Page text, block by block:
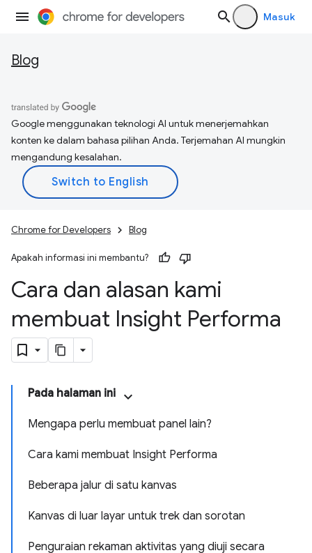
Masuk
Blog
Google menggunakan teknologi AI untuk menerjemahkan
konten ke dalam bahasa pilihan Anda. Terjemahan AI mungkin
mengandung kesalahan.
Chrome for Developers Blog
Apakah informasi ini membantu?
Cara dan alasan kami
membuat Insight Performa
Pada halaman ini
Mengapa perlu membuat panel lain?
Cara kami membuat Insight Performa
Beberapa jalur di satu kanvas
Kanvas di luar layar untuk trek dan sorotan
Penguraian rekaman aktivitas yang diuji secara